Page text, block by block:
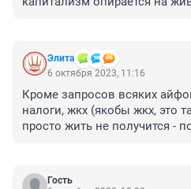
Элита
6 октября 2023, 11:16
Кроме запросов всяких
налоги, жкх (якобы жкх, это
просто жить не получится -
Гость